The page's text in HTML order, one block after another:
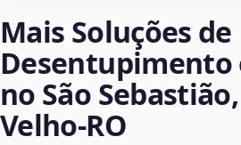
Mais Soluções de
Desentupimento
no São
Velho‑RO